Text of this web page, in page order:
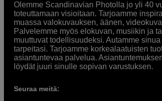
Olemme Scandinavian Photolla jo yli 40
toteuttamaan visioitaan. Tarjoamme
muassa valokuvauksen, äänen,
Palvelemme myös elokuvan, musiikin ja
muuttuvat todellisuudeksi. Autamme
tarpeitasi. Tarjoamme korkealaatuisten
asiantuntevaa palvelua.
löydät juuri sinulle sopivan varustuksen.
Seuraa meitä: